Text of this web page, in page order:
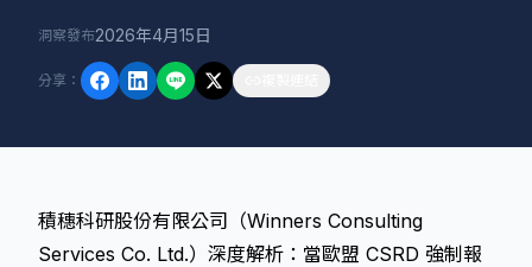
洞察發布2026年4月15日
分享 ：
積穗科研股份有限公司（Winners Consulting
Services Co. Ltd.）深度解析：當歐盟 CSRD 強制報